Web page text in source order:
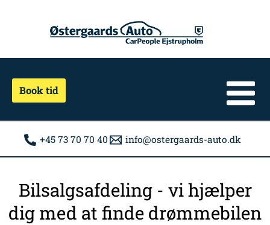
Book tid
+45 73 70 70 40 info@ostergaards-auto.dk
Bilsalgsafdeling - vi hjælper
dig med at finde drømmebilen